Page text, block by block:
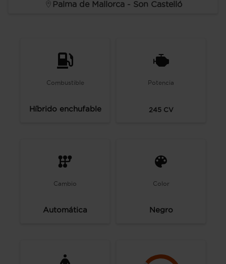
Palma de Mallorca - Son Castelló
Combustible
Híbrido enchufable
Potencia
245CV
Cambio
Automática
Color
Negro